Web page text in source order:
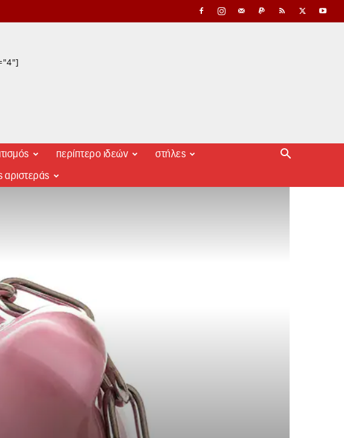
περίπτερο ιδεών στήλες
αριστεράς